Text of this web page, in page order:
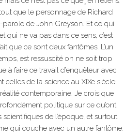
que le personnage de Richard
de John Greyson. Et ce qui
qui ne va pas dans ce sens, c’est
que ce sont deux fantômes. L’un
est ressuscité on ne soit trop
à faire ce travail d’enquêteur avec
celles de la science au XIXe siècle,
contemporaine. Je crois que
politique sur ce qu’ont
de l’époque, et surtout
qui couche avec un autre fantôme.